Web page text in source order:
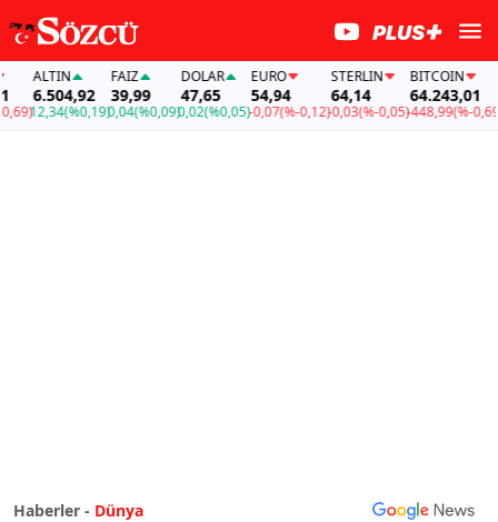
ALTIN
6.504,92
12,34(%0,19)
FAİZ
39,99
0,04(%0,09)
DOLAR
47,65
0,02(%0,05)
EURO
54,94
-0,07(%-0,12)
STERLIN
64,14
-0,03(%-0,05)
BITCOIN
64.243,01
-448,99(%-0,69)
Haberler - Dünya